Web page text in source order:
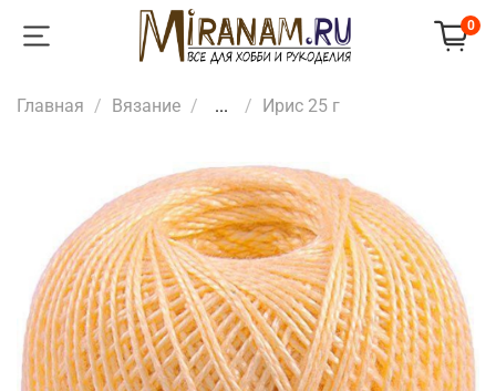
0
Главная Вязание ... Ирис 25 г